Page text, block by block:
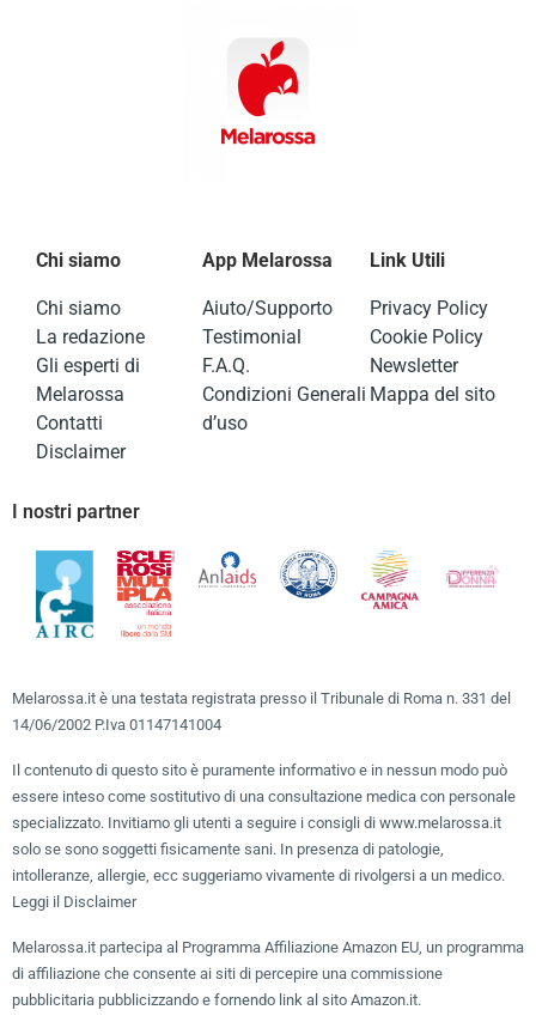
Chi siamo
Chi siamo
La redazione
Gli esperti di
Melarossa
Contatti
Disclaimer
App Melarossa
Aiuto/Supporto
Testimonial
F.A.Q.
Condizioni Generali
d’uso
Link Utili
Privacy Policy
Cookie Policy
Newsletter
Mappa del sito
I nostri partner
Melarossa.it è una testata registrata presso il Tribunale di Roma n. 331 del
14/06/2002 P.Iva 01147141004
Il contenuto di questo sito è puramente informativo e in nessun modo può
essere inteso come sostitutivo di una consultazione medica con personale
specializzato. Invitiamo gli utenti a seguire i consigli di www.melarossa.it
solo se sono soggetti fisicamente sani. In presenza di patologie,
intolleranze, allergie, ecc suggeriamo vivamente di rivolgersi a un medico.
Leggi il Disclaimer
Melarossa.it partecipa al Programma Affiliazione Amazon EU, un programma
di affiliazione che consente ai siti di percepire una commissione
pubblicitaria pubblicizzando e fornendo link al sito Amazon.it.